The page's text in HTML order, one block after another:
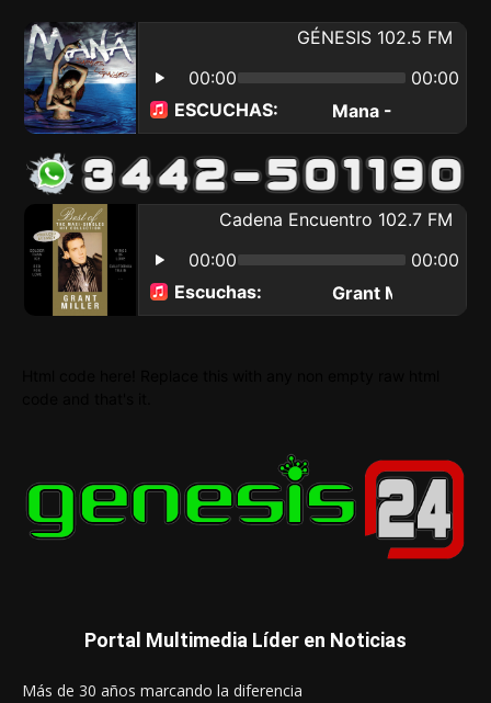
Portal Multimedia Líder en Noticias
Más de 30 años marcando la diferencia